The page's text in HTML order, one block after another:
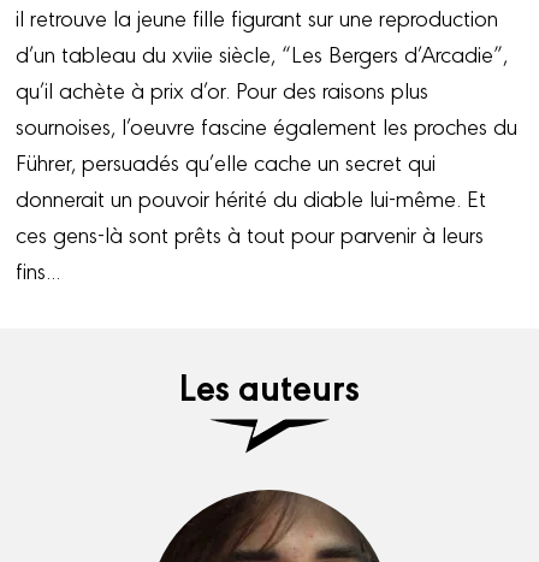
il retrouve la jeune fille figurant sur une reproduction
d’un tableau du xviie siècle, “Les Bergers d’Arcadie”,
qu’il achète à prix d’or. Pour des raisons plus
sournoises, l’oeuvre fascine également les proches du
Führer, persuadés qu’elle cache un secret qui
donnerait un pouvoir hérité du diable lui-même. Et
ces gens-là sont prêts à tout pour parvenir à leurs
fins...
Les auteurs